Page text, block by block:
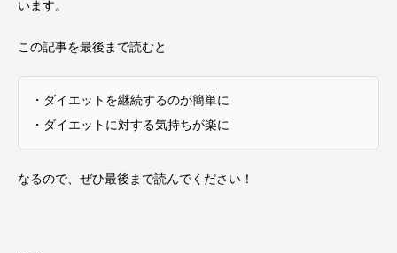
います。
この記事を最後まで読むと
・ダイエットを継続するのが簡単に
・ダイエットに対する気持ちが楽に
なるので、ぜひ最後まで読んでください！